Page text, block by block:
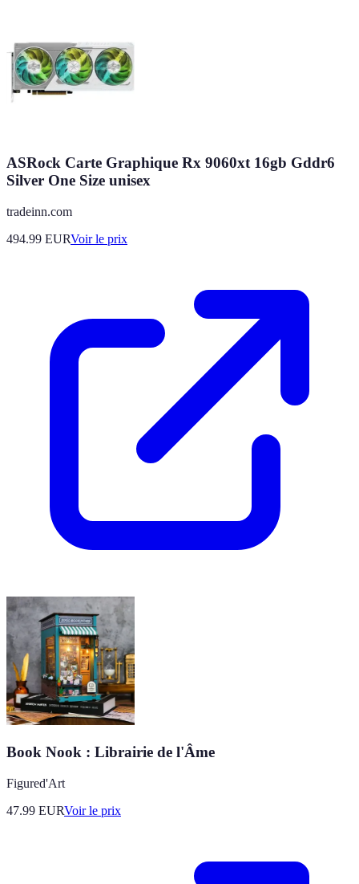
ASRock Carte Graphique Rx 9060xt 16gb Gddr6
Silver One Size unisex
tradeinn.com
494.99 EURVoir le prix
Book Nook : Librairie de l'Âme
Figured'Art
47.99 EURVoir le prix